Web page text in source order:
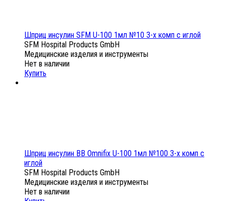
Шприц инсулин SFM U-100 1мл №10 3-х комп с иглой
SFM Hospital Products GmbH
Медицинские изделия и инструменты
Нет в наличии
Купить
Шприц инсулин BB Omnifix U-100 1мл №100 3-х комп с
иглой
SFM Hospital Products GmbH
Медицинские изделия и инструменты
Нет в наличии